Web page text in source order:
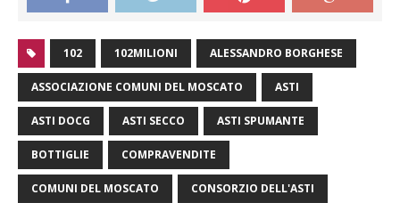
102 102MILIONI ALESSANDRO BORGHESE
ASSOCIAZIONE COMUNI DEL MOSCATO ASTI
ASTI DOCG ASTI SECCO ASTI SPUMANTE
BOTTIGLIE COMPRAVENDITE
COMUNI DEL MOSCATO CONSORZIO DELL'ASTI